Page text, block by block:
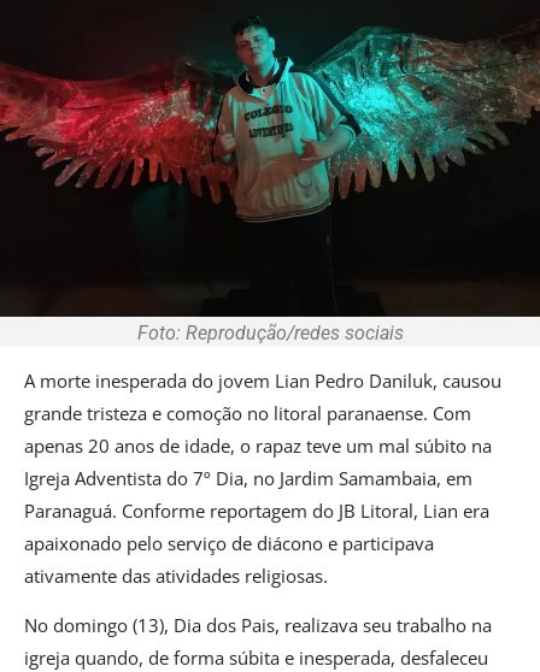
Foto: Reprodução/redes sociais
A morte inesperada do jovem Lian Pedro Daniluk, causou
grande tristeza e comoção no litoral paranaense. Com
apenas 20 anos de idade, o rapaz teve um mal súbito na
Igreja Adventista do 7º Dia, no Jardim Samambaia, em
Paranaguá. Conforme reportagem do JB Litoral, Lian era
apaixonado pelo serviço de diácono e participava
ativamente das atividades religiosas.
No domingo (13), Dia dos Pais, realizava seu trabalho na
igreja quando, de forma súbita e inesperada, desfaleceu